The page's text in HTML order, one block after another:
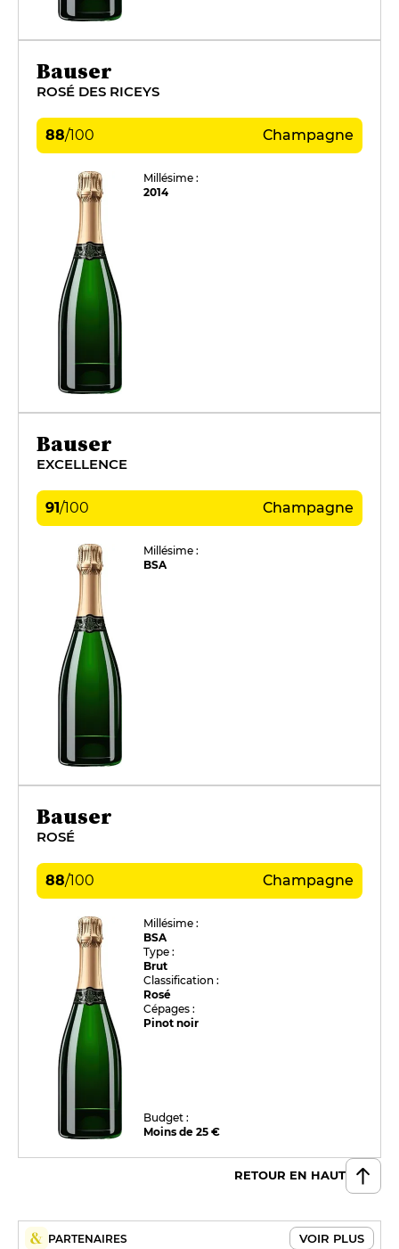
Bauser
ROSÉ DES RICEYS
88/100 Champagne
Millésime :
2014
Bauser
EXCELLENCE
91/100 Champagne
Millésime :
BSA
Bauser
ROSÉ
88/100 Champagne
Millésime :
BSA
Type :
Brut
Classification :
Rosé
Cépages :
Pinot noir
Budget :
Moins de 25 €
RETOUR EN HAUT
PARTENAIRES VOIR PLUS